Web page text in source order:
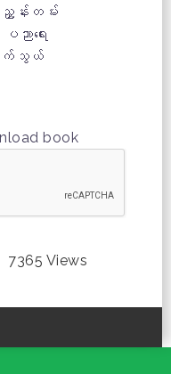
န်းတမ်း
ာရေး
က်သွယ်
book
7365 Views